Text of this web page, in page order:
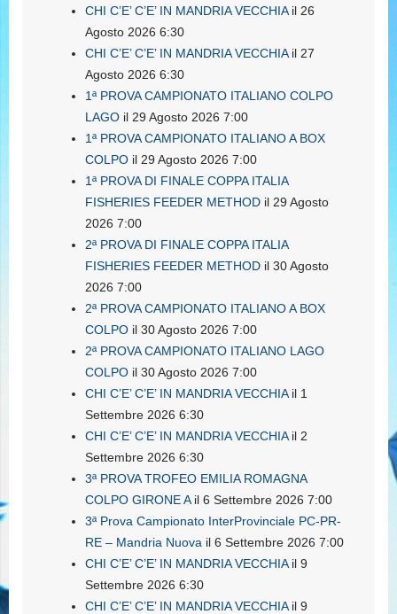
CHI C’E’ C’E’ IN MANDRIA VECCHIAil 26
Agosto 2026 6:30
CHI C’E’ C’E’ IN MANDRIA VECCHIAil 27
Agosto 2026 6:30
1ª PROVA CAMPIONATO ITALIANO COLPO
LAGO il 29 Agosto 2026 7:00
1ª PROVA CAMPIONATO ITALIANO A BOX
COLPO il 29 Agosto 2026 7:00
1ª PROVA DI FINALE COPPA ITALIA
FISHERIES FEEDER METHOD il 29 Agosto
2026 7:00
2ª PROVA DI FINALE COPPA ITALIA
FISHERIES FEEDER METHOD il 30 Agosto
2026 7:00
2ª PROVA CAMPIONATO ITALIANO A BOX
COLPO il 30 Agosto 2026 7:00
2ª PROVA CAMPIONATO ITALIANO LAGO
COLPO il 30 Agosto 2026 7:00
CHI C’E’ C’E’ IN MANDRIA VECCHIAil 1
Settembre 2026 6:30
CHI C’E’ C’E’ IN MANDRIA VECCHIAil 2
Settembre 2026 6:30
3ª PROVA TROFEO EMILIA ROMAGNA
COLPO GIRONE Ail 6 Settembre 2026 7:00
3ª Prova Campionato InterProvinciale PC-PR-
RE – Mandria Nuova il 6 Settembre 2026 7:00
CHI C’E’ C’E’ IN MANDRIA VECCHIAil 9
Settembre 2026 6:30
CHI C’E’ C’E’ IN MANDRIA VECCHIAil 9